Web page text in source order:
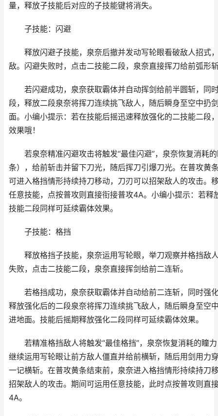
量，释放子技能后对应的子技能键将消失。
子技能：闪避
释放闪避子技能，泉奈后撤并发动写轮眼看破敌人招式
敌。闪避失败时，点击二技能二段，泉奈直接挥刀给前弧形
若闪避成功，泉奈获取霸体并自动挥剑给前半圆斩，同
段，释放二段泉奈将挥刀连续挑飞敌人，随后瞬身至空中扔
面。小编小提示：若在技能后摇迅速释放强化的二技能二段
效果哦！
若泉奈精准闪避攻击将触发“最佳闪避”，泉奈恢复消耗
条），给前斩击并留下刀光，随后挥刀引爆刀光。在普攻黄
可进入格挡情形持续持刀移动，刀刃可以招架敌人的攻击。
任意技能，点按普攻则直接衔接普攻4A。小编小提示：若释
技能二段同样可延续霸体效果。
子技能：格挡
释放格挡子技能，泉奈运用写轮眼，举刀观察并格挡敌
失败，点击二技能二段，泉奈直接挥剑给前二连斩。
若格挡成功，泉奈获取霸体并自动给前二连斩，同时强
释放强化后的二段泉奈将挥刀连续挑飞敌人，随后瞬身至空
进地面。技能后摇期释放强化二段同样可延续霸体效果。
若精准格挡敌人将触发“最佳格挡”，泉奈恢复消耗的瞳
继续运用写轮眼让前方敌人僵直并给前横斩，随后用剑用力
一记横斩。在普攻黄条结束前，泉奈进入格挡情形持续持刀
招架敌人的攻击。期间可运用任意技能，此时点按普攻则直
4A。